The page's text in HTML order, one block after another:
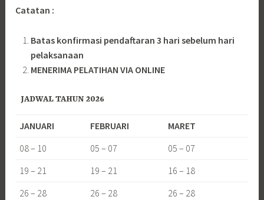
Catatan :
Batas konfirmasi pendaftaran 3 hari sebelum hari
pelaksanaan
MENERIMA PELATIHAN VIA ONLINE
JADWAL TAHUN 2026
JANUARI FEBRUARI
MARET
08 – 10
05 – 07
05 – 07
19 – 21
19 – 21
16 – 18
26 – 28
26 – 28 26 – 28